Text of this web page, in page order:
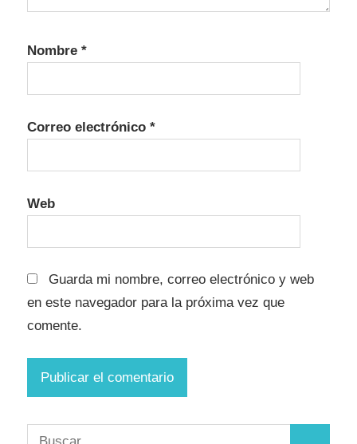
Nombre *
Correo electrónico *
Web
Guarda mi nombre, correo electrónico y web
en este navegador para la próxima vez que
comente.
Buscar: